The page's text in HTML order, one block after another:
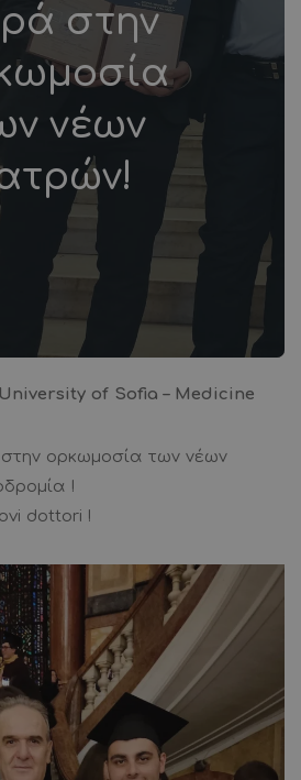
στην
νέων
of Sofia – Medicine
ορκωμοσία των νέων
!
dottori !